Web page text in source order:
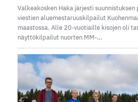
Valkeakosken Haka järjesti
viestien aluemestaruuskilpailut
maastossa. Alle 20-vuotiaille kisojen oli
näyttökilpailut nuorten MM-…